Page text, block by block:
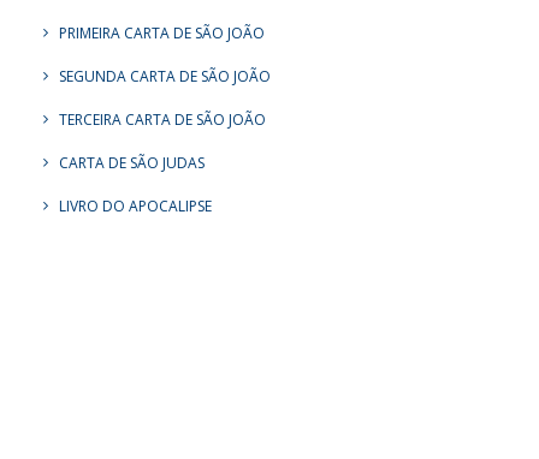
PRIMEIRA CARTA DE SÃO JOÃO
SEGUNDA CARTA DE SÃO JOÃO
TERCEIRA CARTA DE SÃO JOÃO
CARTA DE SÃO JUDAS
LIVRO DO APOCALIPSE